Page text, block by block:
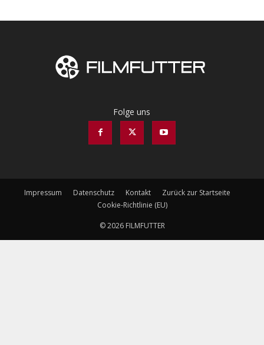
Folge uns
Impressum Datenschutz Kontakt
Zurück zur Startseite
Cookie-Richtlinie (EU)
© 2026 FILMFUTTER